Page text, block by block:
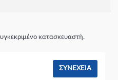
κατασκευαστή.
ΣΥΝΈΧΕΙΑ